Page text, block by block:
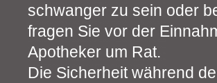
schwanger zu sein oder
fragen Sie vor der
Apotheker um Rat.
Die Sicherheit während